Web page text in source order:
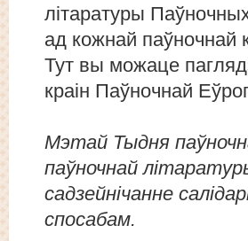
літаратуры
ад кожнай паўночнай
Тут вы можаце
краін Паўночнай
Мэтай Тыдня
паўночнай
садзейнічанне
спосабам.